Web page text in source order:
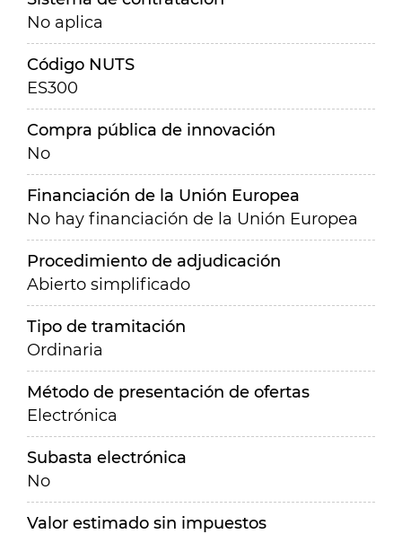
No aplica
Código NUTS
ES300
Compra pública de innovación
No
Financiación de la Unión Europea
No hay financiación de la Unión Europea
Procedimiento de adjudicación
Abierto simplificado
Tipo de tramitación
Ordinaria
Método de presentación de ofertas
Electrónica
Subasta electrónica
No
Valor estimado sin impuestos